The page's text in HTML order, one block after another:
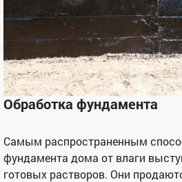
Обработка фундамента
Самым распространенным
фундамента дома от влаги
готовых растворов. Они